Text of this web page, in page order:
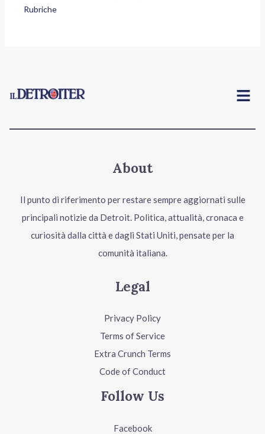
Rubriche
Menu
About
Il punto di riferimento per restare sempre aggiornati sulle
principali notizie da Detroit. Politica, attualità, cronaca e
curiosità dalla città e dagli Stati Uniti, pensate per la
comunità italiana.
Legal
Privacy Policy
Terms of Service
Extra Crunch Terms
Code of Conduct
Follow Us
Facebook